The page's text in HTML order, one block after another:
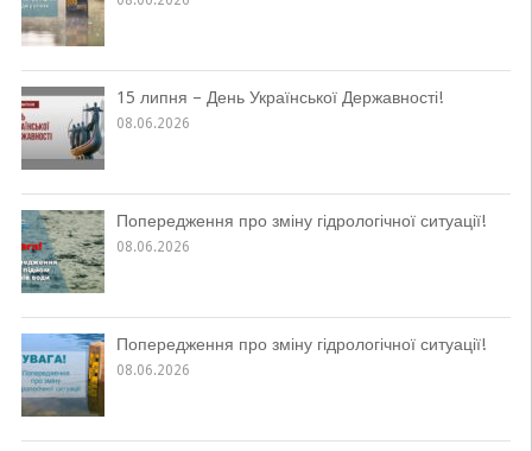
15 липня – День Української Державності!
08.06.2026
Попередження про зміну гідрологічної ситуації!
08.06.2026
Попередження про зміну гідрологічної ситуації!
08.06.2026